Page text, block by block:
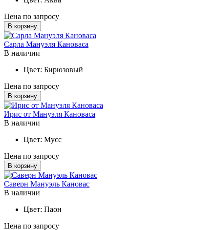
Цена по запросу
В корзину
Сарла Мануэля Кановаса
В наличии
Цвет: Бирюзовый
Цена по запросу
В корзину
Ирис от Мануэля Кановаса
В наличии
Цвет: Мусс
Цена по запросу
В корзину
Саверн Мануэль Кановас
В наличии
Цвет: Паон
Цена по запросу